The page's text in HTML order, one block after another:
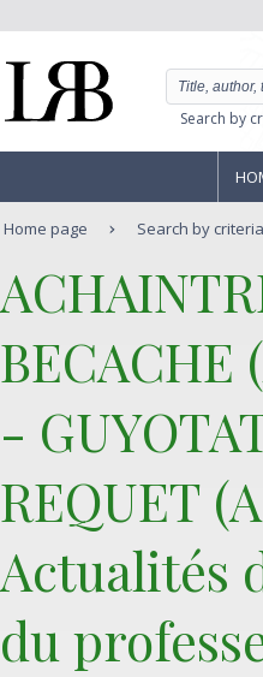
Search by
Home page Search by criteria
BECACHE
-
REQUET
‎Actualités
du